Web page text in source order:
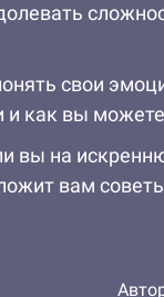
свои
как вы можете
вы на
вам